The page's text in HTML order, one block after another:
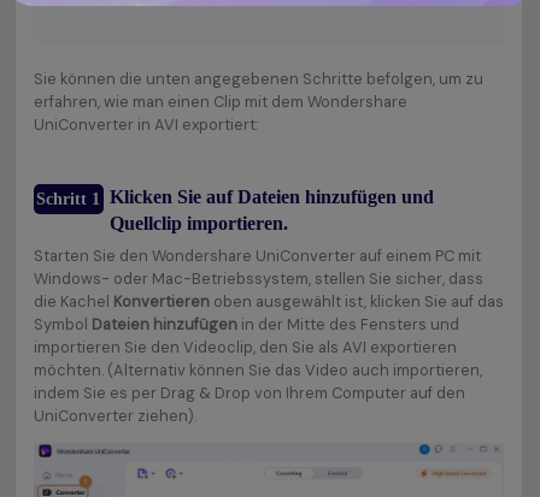
Sie können die unten angegebenen Schritte befolgen, um zu
erfahren, wie man einen Clip mit dem Wondershare
UniConverter in AVI exportiert:
Schritt 1
Klicken Sie auf Dateien hinzufügen und
Quellclip importieren.
Starten Sie den Wondershare UniConverter auf einem PC mit
Windows- oder Mac-Betriebssystem, stellen Sie sicher, dass
die Kachel Konvertierenoben ausgewählt ist, klicken Sie auf das
Symbol Dateien hinzufügenin der Mitte des Fensters und
importieren Sie den Videoclip, den Sie als AVI exportieren
möchten. (Alternativ können Sie das Video auch importieren,
indem Sie es per Drag & Drop von Ihrem Computer auf den
UniConverter ziehen).